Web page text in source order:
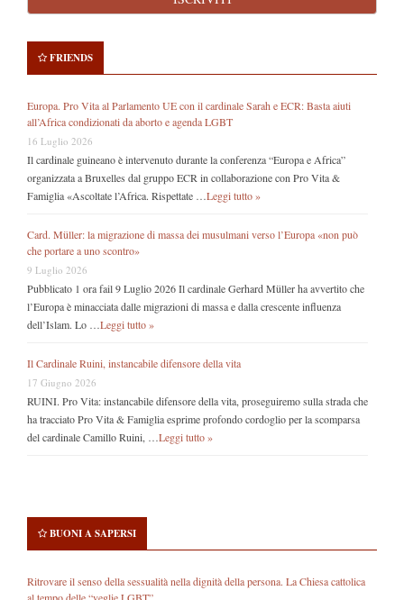
FRIENDS
Europa. Pro Vita al Parlamento UE con il cardinale Sarah e ECR: Basta aiuti
all’Africa condizionati da aborto e agenda LGBT
16 Luglio 2026
Il cardinale guineano è intervenuto durante la conferenza “Europa e Africa”
organizzata a Bruxelles dal gruppo ECR in collaborazione con Pro Vita &
Famiglia «Ascoltate l’Africa. Rispettate …Leggi tutto »
Card. Müller: la migrazione di massa dei musulmani verso l’Europa «non può
che portare a uno scontro»
9 Luglio 2026
Pubblicato 1 ora fail 9 Luglio 2026 Il cardinale Gerhard Müller ha avvertito che
l’Europa è minacciata dalle migrazioni di massa e dalla crescente influenza
dell’Islam. Lo …Leggi tutto »
Il Cardinale Ruini, instancabile difensore della vita
17 Giugno 2026
RUINI. Pro Vita: instancabile difensore della vita, proseguiremo sulla strada che
ha tracciato Pro Vita & Famiglia esprime profondo cordoglio per la scomparsa
del cardinale Camillo Ruini, …Leggi tutto »
BUONI A SAPERSI
Ritrovare il senso della sessualità nella dignità della persona. La Chiesa cattolica